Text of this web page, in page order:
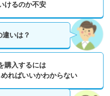
けるのか不安
いは？
購入するには
ればいいかわからない